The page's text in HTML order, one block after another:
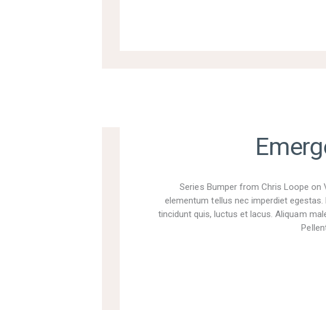
Series Bumper from Chris Loope
elementum tellus nec imperdiet
tincidunt quis, luctus et lacus. Aliquam